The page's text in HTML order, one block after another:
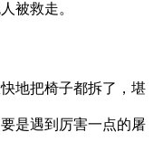
被救走。
地把椅子都拆了，堪
是遇到厉害一点的屠